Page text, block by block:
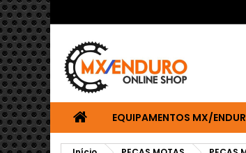
EQUIPAMENTOS MX/